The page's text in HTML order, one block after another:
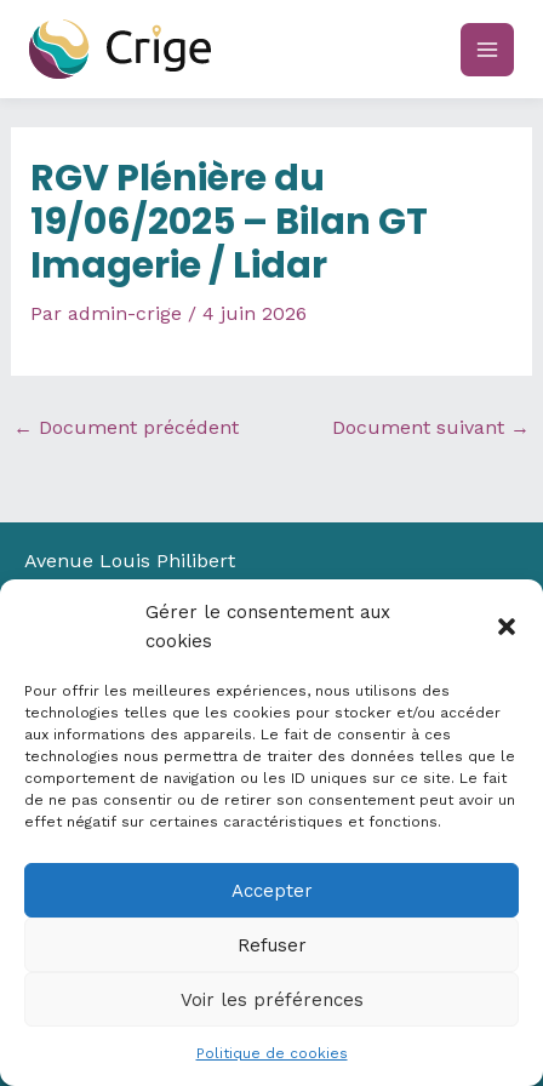
Gérer le consentement aux
cookies
Pour offrir les meilleures expériences, nous utilisons des
technologies telles que les cookies pour stocker et/ou accéder
aux informations des appareils. Le fait de consentir à ces
technologies nous permettra de traiter des données telles que le
comportement de navigation ou les ID uniques sur ce site. Le fait
de ne pas consentir ou de retirer son consentement peut avoir un
effet négatif sur certaines caractéristiques et fonctions.
Accepter
Refuser
Voir les préférences
Politique de cookies
contenu
main
RGV Plénière du
19/06/2025 – Bilan GT
Imagerie / Lidar
Par admin-crige / 4 juin 2026
← Document précédent Document suivant →
Avenue Louis Philibert
Bâtiment Laennec
13100 Aix-en-Provence
✉ contact@crige-paca.org
Mentions légales
RGPD
Copyright © 2026 Crige PACA